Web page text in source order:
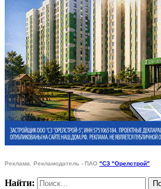
Реклама. Рекламодатель - ПАО "СЗ "Орелстрой"
Найти: